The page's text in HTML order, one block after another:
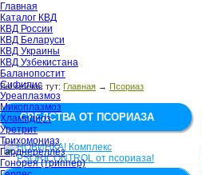
Главная
Каталог КВД
КВД России
КВД Беларуси
КВД Украины
КВД Узбекистана
Баланопостит
Сифилис
Уреаплазмоз
Микоплазмоз
Хламидиоз
Уретрит
Трихомониаз
Гарднереллёз
Гонорея (триппер)
Вы сейчас тут: Главная → Псориаз
СРЕДСТВА ОТ ПСОРИАЗА